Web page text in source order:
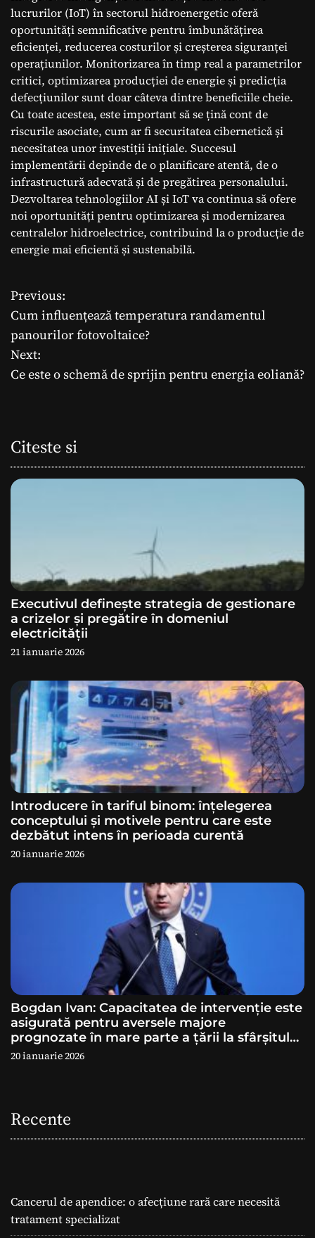
lucrurilor (IoT) în sectorul hidroenergetic oferă
oportunități semnificative pentru îmbunătățirea
eficienței, reducerea costurilor și creșterea siguranței
operațiunilor. Monitorizarea în timp real a parametrilor
critici, optimizarea producției de energie și predicția
defecțiunilor sunt doar câteva dintre beneficiile cheie.
Cu toate acestea, este important să se țină cont de
riscurile asociate, cum ar fi securitatea cibernetică și
necesitatea unor investiții inițiale. Succesul
implementării depinde de o planificare atentă, de o
infrastructură adecvată și de pregătirea personalului.
Dezvoltarea tehnologiilor AI și IoT va continua să ofere
noi oportunități pentru optimizarea și modernizarea
centralelor hidroelectrice, contribuind la o producție de
energie mai eficientă și sustenabilă.
N
a
v
a
r
a
r
t
i
c
o
l
e
Previous:
Cum influențează temperatura randamentul
panourilor fotovoltaice?
Next:
Ce este o schemă de sprijin pentru energia eoliană?
Citeste si
Executivul definește strategia de gestionare
a crizelor și pregătire în domeniul
electricității
21 ianuarie 2026
Introducere în tariful binom: înțelegerea
conceptului și motivele pentru care este
dezbătut intens în perioada curentă
20 ianuarie 2026
Bogdan Ivan: Capacitatea de intervenție este
asigurată pentru aversele majore
prognozate în mare parte a ţării la sfârșitul
săptămânii
20 ianuarie 2026
Recente
Cancerul de apendice: o afecțiune rară care necesită
tratament specializat